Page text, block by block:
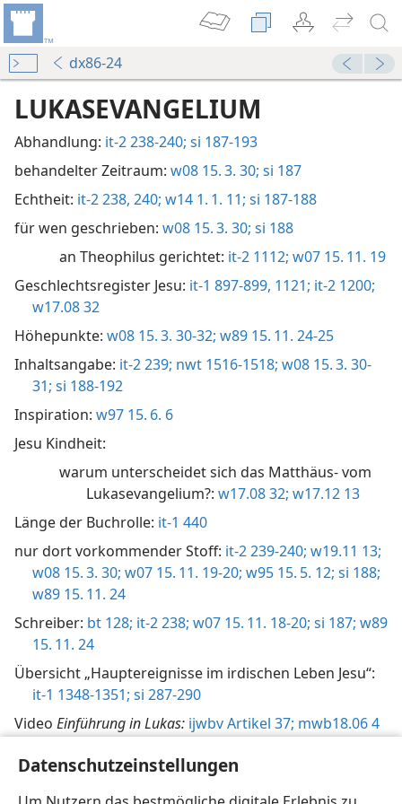
Datenschutzeinstellungen
dx86-24
LUKASEVANGELIUM
Abhandlung: it-2 238-240; si 187-193
behandelter Zeitraum: w08 15. 3. 30; si 187
Echtheit: it-2 238, 240; w14 1. 1. 11; si 187-188
für wen geschrieben: w08 15. 3. 30; si 188
an Theophilus gerichtet: it-2 1112; w07 15. 11. 19
Geschlechtsregister Jesu: it-1 897-899, 1121; it-2 1200;
w17.08 32
Höhepunkte: w08 15. 3. 30-32; w89 15. 11. 24-25
Inhaltsangabe: it-2 239; nwt 1516-1518; w08 15. 3. 30-
31; si 188-192
Inspiration: w97 15. 6. 6
Jesu Kindheit:
warum unterscheidet sich das Matthäus- vom
Lukasevangelium?: w17.08 32; w17.12 13
Länge der Buchrolle: it-1 440
nur dort vorkommender Stoff: it-2 239-240; w19.11 13;
w08 15. 3. 30; w07 15. 11. 19-20; w95 15. 5. 12; si 188;
w89 15. 11. 24
Schreiber: bt 128; it-2 238; w07 15. 11. 18-20; si 187; w89
15. 11. 24
Übersicht „Hauptereignisse im irdischen Leben Jesu“:
it-1 1348-1351; si 287-290
Video Einführung in Lukas: ijwbv Artikel 37; mwb18.06 4
Zeit und Ort der Niederschrift: